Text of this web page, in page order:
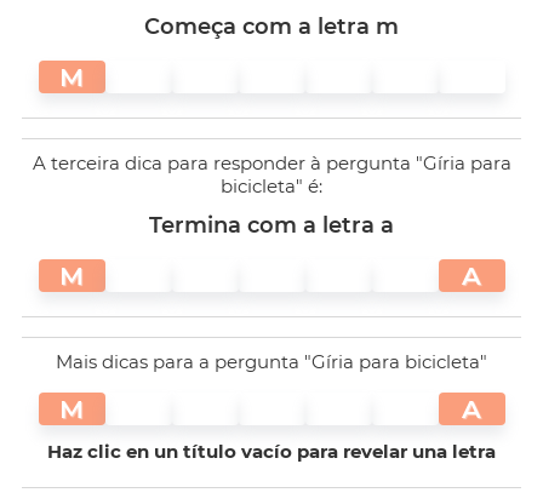
Começa com a letra m
M
A terceira dica para responder à pergunta "Gíria para
bicicleta" é:
Termina com a letra a
M A
Mais dicas para a pergunta "Gíria para bicicleta"
M A
Haz clic en un título vacío para revelar una letra